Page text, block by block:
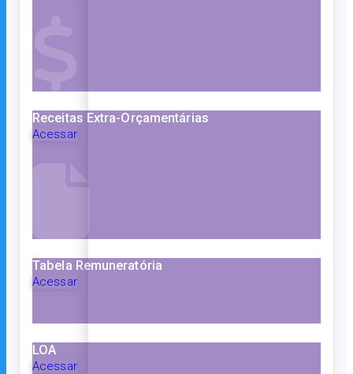
Receitas Extra-Orçamentárias
Acessar
Tabela Remuneratória
Acessar
LOA
Acessar